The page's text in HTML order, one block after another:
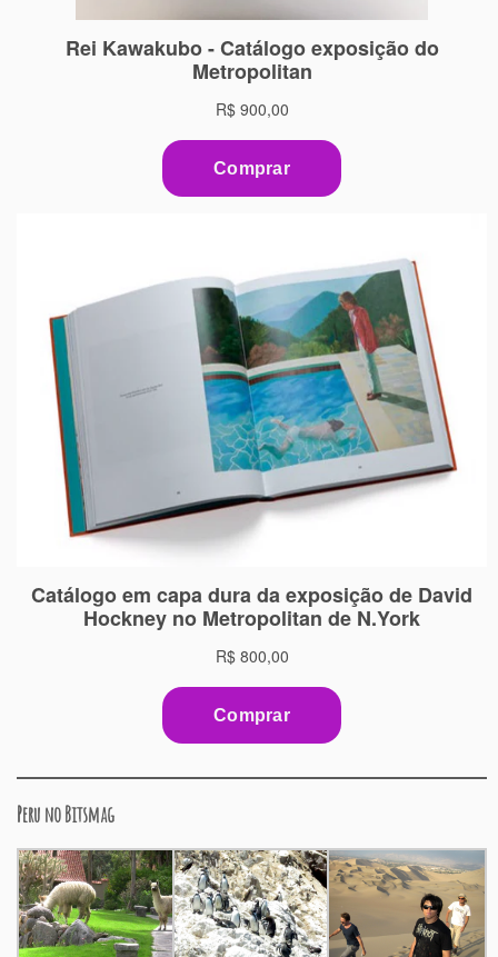
Peru no Bitsmag